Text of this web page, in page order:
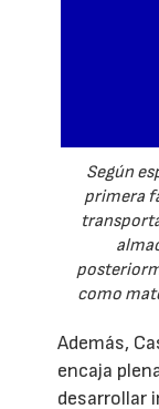
Según
primera
como
Además,
encaja
desarrollar